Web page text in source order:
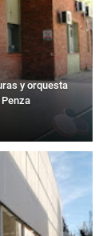
y orquesta